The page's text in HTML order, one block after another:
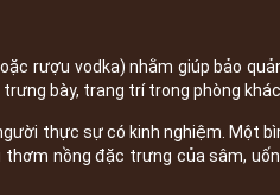
rượu vodka) nhằm giúp bảo
bày, trang trí trong phòng
thực sự có kinh nghiệm. Một
nồng đặc trưng của sâm,